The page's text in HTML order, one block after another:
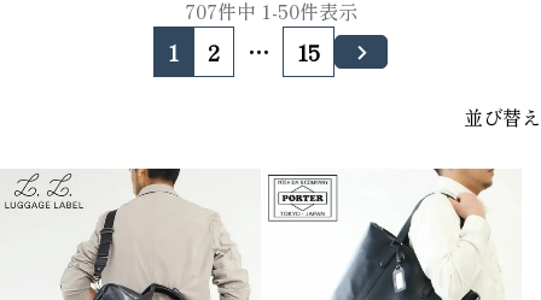
並び替え
707件中 1-50件表示
1 2 … 15